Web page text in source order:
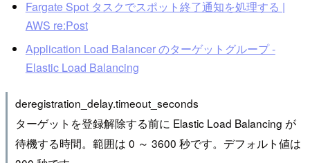
Fargate Spot タスクでスポット終了通知を処理する |
AWS re:Post
Application Load Balancer のターゲットグループ -
Elastic Load Balancing
deregistration_delay.timeout_seconds
ターゲットを登録解除する前に Elastic Load Balancing が
待機する時間。範囲は 0 ～ 3600 秒です。デフォルト値は